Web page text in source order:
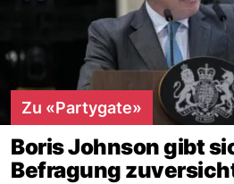
Zu «Partygate»
Boris Johnson gibt
Befragung